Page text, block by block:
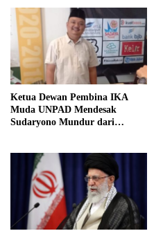
Ketua Dewan Pembina IKA
Muda UNPAD Mendesak
Sudaryono Mundur dari
Independensi Badan Gizi
Nasional